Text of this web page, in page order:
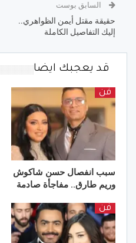
السابق بوست
حقيقة مقتل أيمن الظواهري..
إليك التفاصيل الكاملة
قد يعجبك ايضا
فن
سبب انفصال حسن شاكوش
وريم طارق.. مفاجأة صادمة
فن